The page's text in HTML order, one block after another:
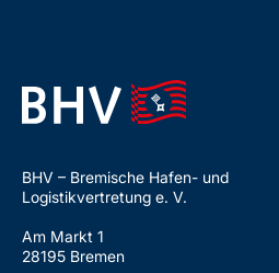
BHV – Bremische Hafen- und
Logistikvertretung e. V.
Am Markt 1
28195 Bremen